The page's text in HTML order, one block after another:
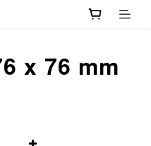
x 76 mm